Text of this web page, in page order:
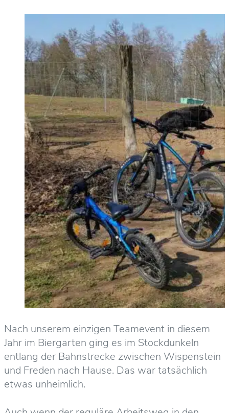
Nach unserem einzigen Teamevent in diesem
Jahr im Biergarten ging es im Stockdunkeln
entlang der Bahnstrecke zwischen Wispenstein
und Freden nach Hause. Das war tatsächlich
etwas unheimlich.